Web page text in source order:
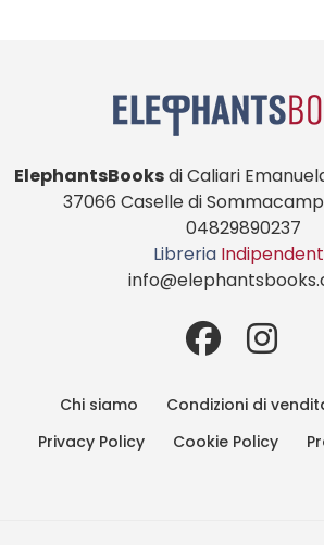
ElephantsBooksdi Caliari
37066 Caselle di
04829890237
Libreria
Chi siamo
Condizioni di
Privacy Policy
Cookie Policy